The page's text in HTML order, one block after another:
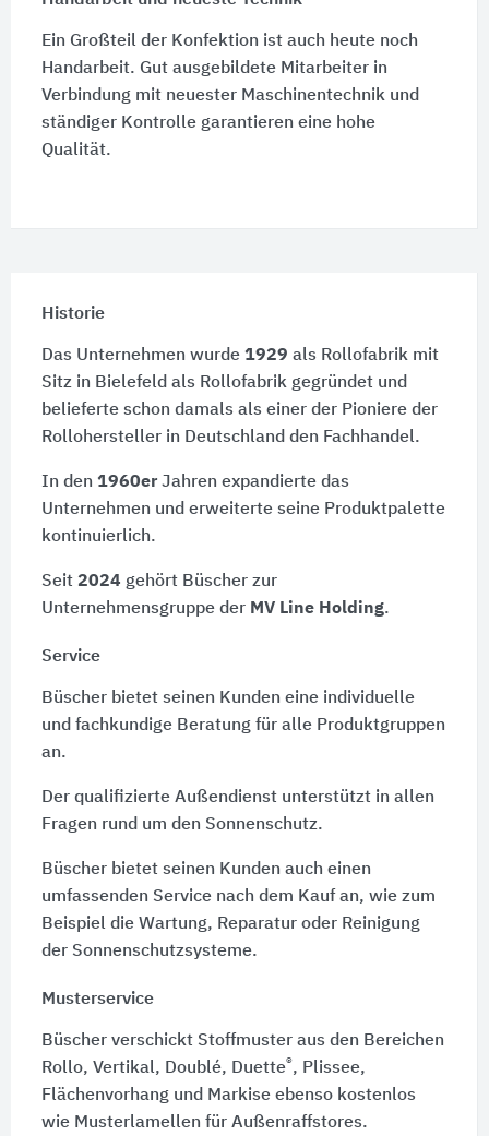
Ein Großteil der Konfektion ist auch heute noch
Handarbeit. Gut ausgebildete Mitarbeiter in
Verbindung mit neuester Maschinentechnik und
ständiger Kontrolle garantieren eine hohe
Qualität.
Historie
Das Unternehmen wurde 1929 als Rollofabrik mit
Sitz in Bielefeld als Rollofabrik gegründet und
belieferte schon damals als einer der Pioniere der
Rollohersteller in Deutschland den Fachhandel.
In den 1960erJahren expandierte das
Unternehmen und erweiterte seine Produktpalette
kontinuierlich.
Seit 2024 gehört Büscher zur
Unternehmensgruppe der MV Line Holding.
Service
Büscher bietet seinen Kunden eine individuelle
und fachkundige Beratung für alle Produktgruppen
an.
Der qualifizierte Außendienst unterstützt in allen
Fragen rund um den Sonnenschutz.
Büscher bietet seinen Kunden auch einen
umfassenden Service nach dem Kauf an, wie zum
Beispiel die Wartung, Reparatur oder Reinigung
der Sonnenschutzsysteme.
Musterservice
Büscher verschickt Stoffmuster aus den Bereichen
Rollo, Vertikal, Doublé, Duette®, Plissee,
Flächenvorhang und Markise ebenso kostenlos
wie Musterlamellen für Außenraffstores.